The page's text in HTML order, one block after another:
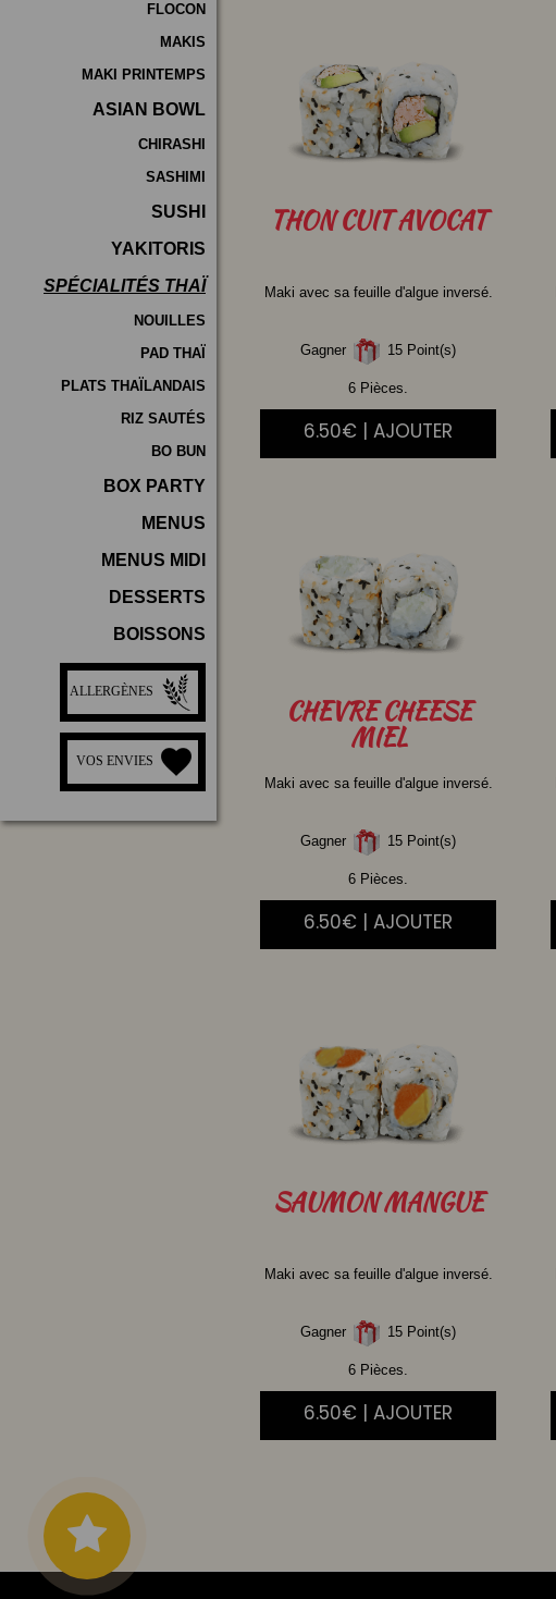
FLOCON
MAKIS
MAKI PRINTEMPS
ASIAN BOWL
CHIRASHI
SASHIMI
SUSHI
YAKITORIS
SPÉCIALITÉS THAÏ
NOUILLES
PAD THAÏ
PLATS THAÏLANDAIS
RIZ SAUTÉS
BO BUN
BOX PARTY
MENUS
MENUS MIDI
DESSERTS
BOISSONS
ALLERGÈNES
VOS ENVIES
THONCUIT AVOCAT
Maki avec sa feuille d'algue inversé.
Gagner 15 Point(s)
6 Pièces.
6.50€ | AJOUTER
CHEVRECHEESE
MIEL
Maki avec sa feuille d'algue inversé.
Gagner 15 Point(s)
6 Pièces.
6.50€ | AJOUTER
SAUMONMANGUE
Maki avec sa feuille d'algue inversé.
Gagner 15 Point(s)
6 Pièces.
6.50€ | AJOUTER